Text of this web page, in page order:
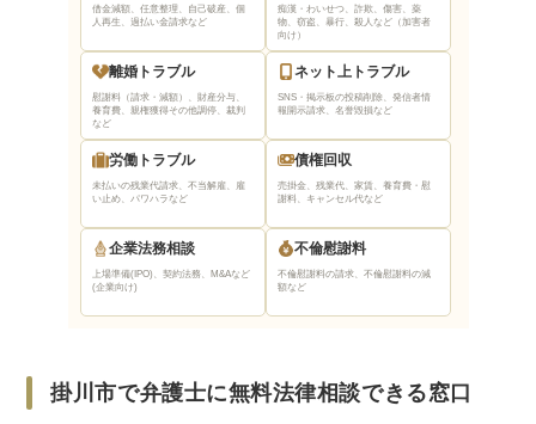
借金減額、任意整理、自己破産、個
人再生、過払い金請求など
痴漢・わいせつ、詐欺、傷害、薬
物、窃盗、暴行、殺人など（加害者
向け）
離婚トラブル
慰謝料（請求・減額）、財産分与、
養育費、親権獲得その他調停、裁判
など
ネット上トラブル
SNS・掲示板の投稿削除、発信者情
報開示請求、名誉毀損など
労働トラブル
未払いの残業代請求、不当解雇、雇
い止め、パワハラなど
債権回収
売掛金、残業代、家賃、養育費・慰
謝料、キャンセル代など
企業法務相談
上場準備(IPO)、契約法務、M&Aなど
(企業向け)
不倫慰謝料
不倫慰謝料の請求、不倫慰謝料の減
額など
掛川市で弁護士に無料法律相談できる窓口